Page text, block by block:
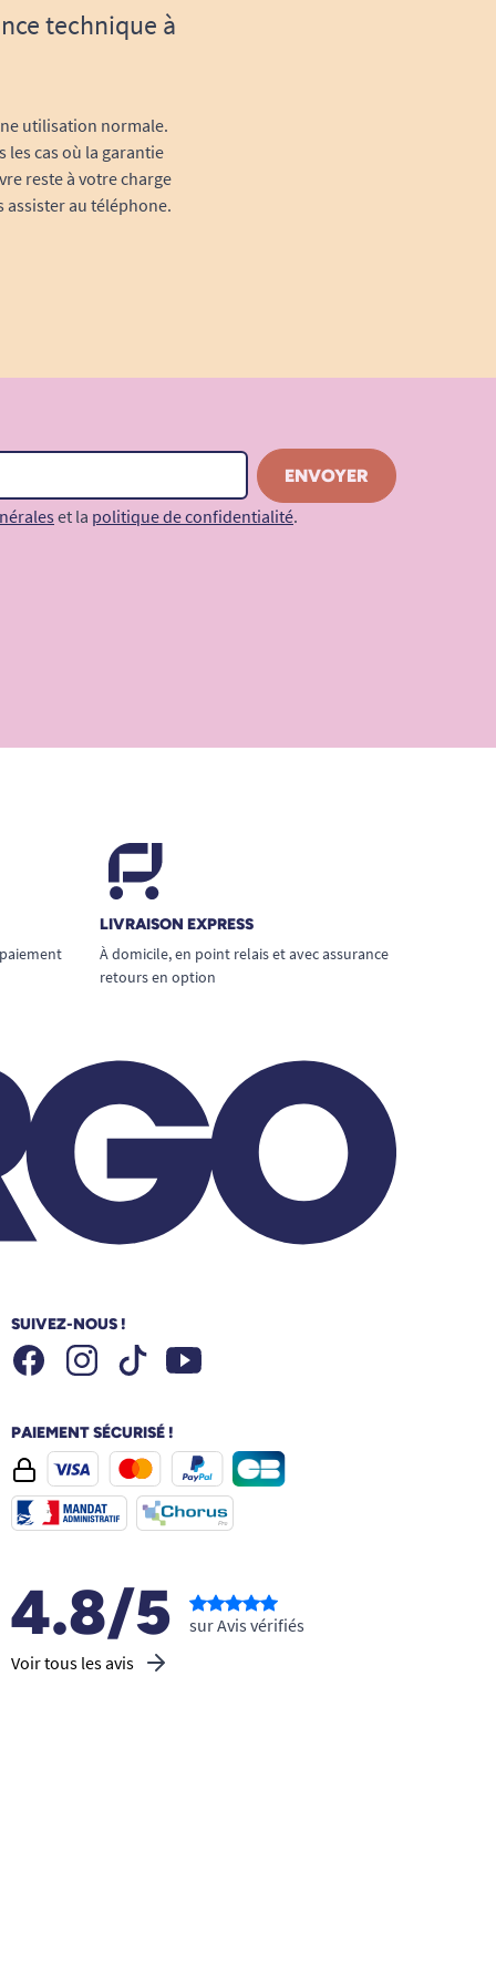
technique à
utilisation normale.
cas où la garantie
reste à votre charge
au téléphone.
et la politique de confidentialité.
LIVRAISON EXPRESS
À domicile, en point relais et avec assurance
retours en option
SUIVEZ-NOUS !
FacebookInstagramTiktok Youtube
PAIEMENT SÉCURISÉ !
4.8/5
Voir tous les avis
sur Avis vérifiés